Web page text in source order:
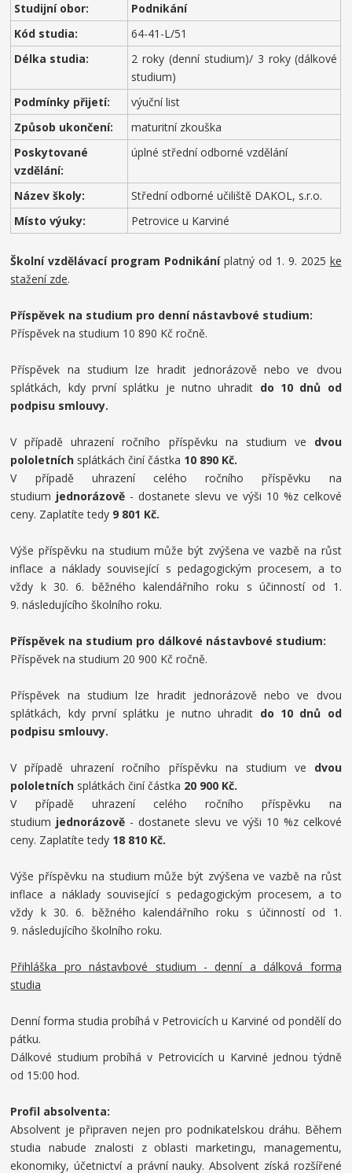
Studijní obor:
Podnikání
Kód studia:
64-41-L/51
Délka studia:
2 roky (denní studium)/ 3 roky (dálkové
studium)
Podmínky přijetí:
výuční list
Způsob ukončení:
maturitní zkouška
Poskytované
vzdělání:
úplné střední odborné vzdělání
Název školy:
Střední odborné učiliště DAKOL, s.r.o.
Místo výuky:
Petrovice u Karviné
Školní vzdělávací program Podnikáníplatný od 1. 9. 2025 ke
stažení zde.
Příspěvek na studium pro denní nástavbové studium:
Příspěvek na studium 10 890 Kč ročně.
Příspěvek na studium lze hradit jednorázově nebo ve dvou
splátkách, kdy první splátku je nutno uhradit do 10 dnů od
podpisu smlouvy.
V případě uhrazení ročního příspěvku na studium ve
dvou
pololetních splátkách činí částka 10 890 Kč.
V případě uhrazení celého ročního příspěvku na
studium jednorázově - dostanete slevu ve výši 10 %z celkové
ceny. Zaplatíte tedy 9 801 Kč.
Výše příspěvku na studium může být zvýšena ve vazbě na růst
inflace a náklady související s pedagogickým procesem, a to
vždy k 30. 6. běžného kalendářního roku s účinností od 1.
9. následujícího školního roku.
Příspěvek na studium pro dálkové nástavbové studium:
Příspěvek na studium 20 900 Kč ročně.
Příspěvek na studium lze hradit jednorázově nebo ve dvou
splátkách, kdy první splátku je nutno uhradit do 10 dnů od
podpisu smlouvy.
V případě uhrazení ročního příspěvku na studium ve
dvou
pololetních splátkách činí částka 20 900 Kč.
V případě uhrazení celého ročního příspěvku na
studium jednorázově - dostanete slevu ve výši 10 %z celkové
ceny. Zaplatíte tedy 18 810 Kč.
Výše příspěvku na studium může být zvýšena ve vazbě na růst
inflace a náklady související s pedagogickým procesem, a to
vždy k 30. 6. běžného kalendářního roku s účinností od 1.
9. následujícího školního roku.
Přihláška pro nástavbové studium - denní a dálková forma
studia
Denní forma studia probíhá v Petrovicích u Karviné od pondělí do
pátku.
Dálkové studium probíhá v Petrovicích u Karviné jednou týdně
od 15:00 hod.
Profil absolventa:
Absolvent je připraven nejen pro podnikatelskou dráhu. Během
studia nabude znalosti z oblasti marketingu, managementu,
ekonomiky, účetnictví a právní nauky. Absolvent získá rozšířené